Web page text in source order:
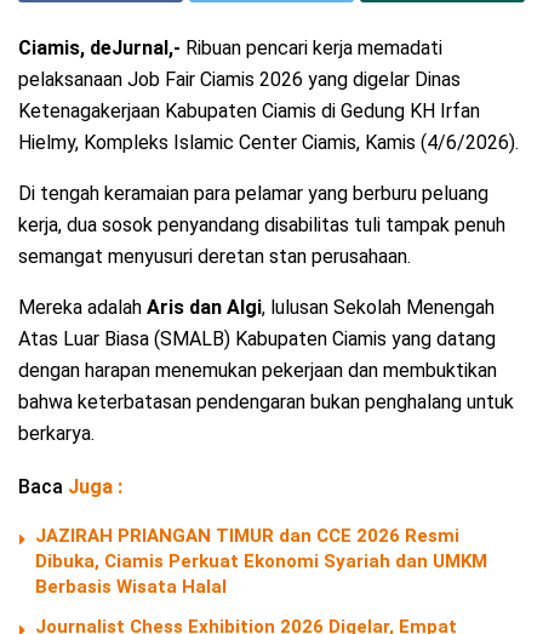
Ciamis, deJurnal,- Ribuan pencari kerja memadati
pelaksanaan Job Fair Ciamis 2026 yang digelar Dinas
Ketenagakerjaan Kabupaten Ciamis di Gedung KH Irfan
Hielmy, Kompleks Islamic Center Ciamis, Kamis (4/6/2026).
Di tengah keramaian para pelamar yang berburu peluang
kerja, dua sosok penyandang disabilitas tuli tampak penuh
semangat menyusuri deretan stan perusahaan.
Mereka adalah Aris dan Algi, lulusan Sekolah Menengah
Atas Luar Biasa (SMALB) Kabupaten Ciamis yang datang
dengan harapan menemukan pekerjaan dan membuktikan
bahwa keterbatasan pendengaran bukan penghalang untuk
berkarya.
Baca Juga :
JAZIRAH PRIANGAN TIMUR dan CCE 2026 Resmi
Dibuka, Ciamis Perkuat Ekonomi Syariah dan UMKM
Berbasis Wisata Halal
Journalist Chess Exhibition 2026 Digelar, Empat